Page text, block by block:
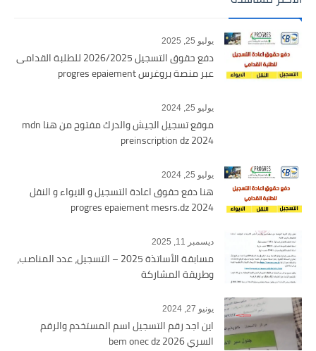
يوليو 25, 2025
دفع حقوق التسجيل 2026/2025 للطلبة القدامى
عبر منصة بروغرس progres epaiement
يوليو 25, 2024
موقع تسجيل الجيش والدرك مفتوح من هنا mdn
preinscription dz 2024
يوليو 25, 2024
هنا دفع حقوق اعادة التسجيل و الايواء و النقل
2024 progres epaiement mesrs.dz
ديسمبر 11, 2025
مسابقة الأساتذة 2025 – التسجيل، عدد المناصب،
وطريقة المشاركة
يونيو 27, 2024
اين اجد رقم التسجيل اسم المستخدم والرقم
السري bem onec dz 2026